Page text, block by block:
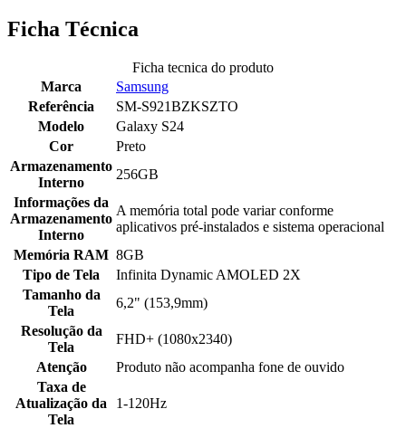
Ficha Técnica
Ficha tecnica do produto
Marca
Samsung
Referência
SM-S921BZKSZTO
Modelo
Galaxy S24
Cor
Preto
Armazenamento
Interno
256GB
Informações da
Armazenamento
Interno
A memória total pode variar conforme
aplicativos pré-instalados e sistema operacional
Memória RAM 8GB
Tipo de Tela
Infinita Dynamic AMOLED 2X
Tamanho da
Tela
6,2" (153,9mm)
Resolução da
Tela
FHD+ (1080x2340)
Atenção
Produto não acompanha fone de ouvido
Taxa de
Atualização da
Tela
1-120Hz